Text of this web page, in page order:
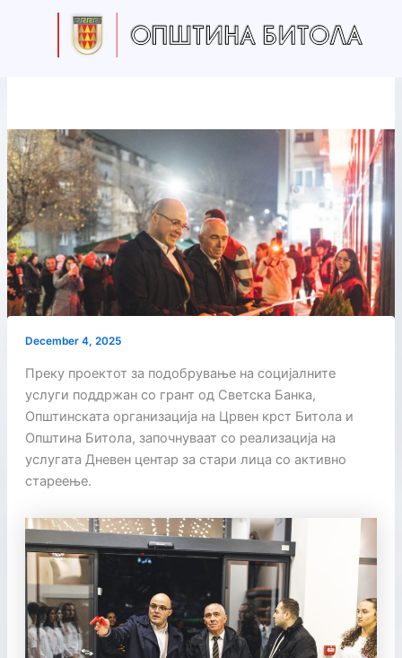
December 4, 2025
Преку проектот за подобрување на социјалните
услуги поддржан со грант од Светска Банка,
Општинската организација на Црвен крст Битола и
Општина Битола, започнуваат со реализација на
услугата Дневен центар за стари лица со активно
стареење.